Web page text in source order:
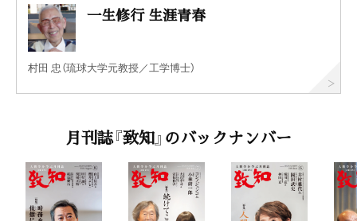
一生修行 生涯青春
村田 忠（琉球大学元教授／工学博士）
月刊誌『致知』のバックナンバー